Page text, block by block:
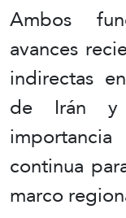
Ambos
avances
indirectas
de Irán y
continua
marco